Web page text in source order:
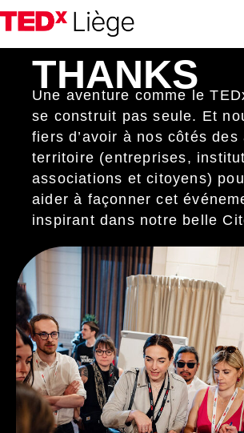
THANKS
Une aventure comme le
se construit pas seule. Et
fiers d’avoir à nos côtés des
territoire (entreprises,
associations et citoyens)
aider à façonner cet
inspirant dans notre belle